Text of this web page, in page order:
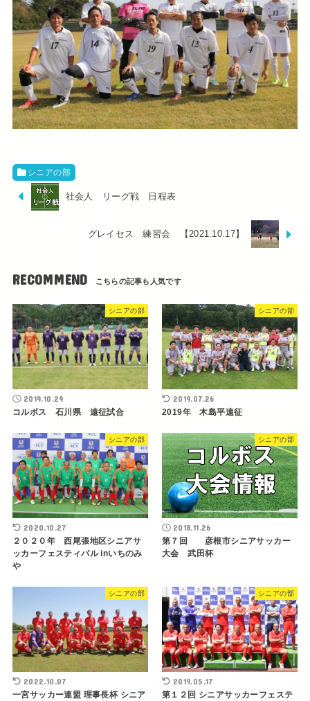
シニアの部
社会人 リーグ戦 日程表
グレイセス 練習会 【2021.10.17】
RECOMMEND
シニアの部
2019.10.29
コルボス 石川県 遠征試合
シニアの部
2019.07.26
2019年 木島平遠征
シニアの部
2020.10.27
２０２０年 西尾張地区シニアサ
ッカーフェスティバル inいちのみ
や
シニアの部
2018.11.26
第７回 彦根市シニアサッカー
大会 武田杯
シニアの部
2022.10.07
一宮サッカー連盟 理事長杯 シニア
シニアの部
2019.05.17
第１２回 シニアサッカーフェステ